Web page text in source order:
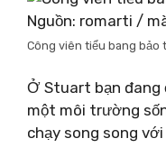
Nguồn: romarti /
Công viên tiểu bang bảo
Ở Stuart bạn đang
một môi trường
chạy song song